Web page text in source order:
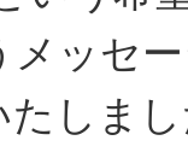
メッセ
たしま